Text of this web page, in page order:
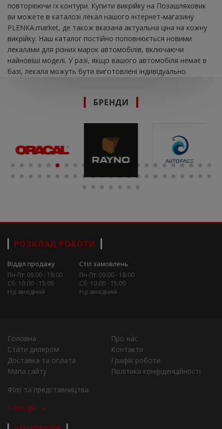
повторюючи їх контури. Купити викрійку на Позашляховик
ви можете в каталозі лекал нашого інтернет-магазину
PLENKA.market, де також вказана актуальна ціна на кожну
викрійку. Наш каталог постійно поповнюється новими
лекалами для різних марок автомобілів, включаючи
найновіші моделі. У разі, якщо вашого автомобіля немає в
базі, лекала можуть бути виготовлені індивідуально.
БРЕНДИ
РОЗКЛАД РОБОТИ
Відділ продажу
Пн-Пт: 09:00 - 18:00
Сб: 10:00 - 15:00
Нд: вихідний
Стіл замовлень
Пн-Пт: 09:00 - 18:00
Сб: 10:00 - 15:00
Нд: вихідний
Головна
Про нас
Стати дилером
Контакти
Доставка та оплата
Графік роботи
Мапа сайту
Політика конфіденційності
Філії та представництва
Города